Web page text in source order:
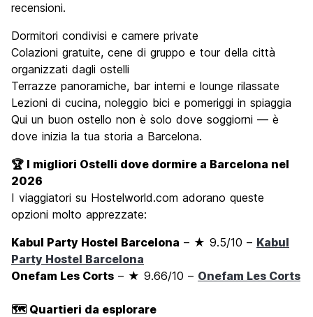
recensioni.
Dormitori condivisi e camere private
Colazioni gratuite, cene di gruppo e tour della città
organizzati dagli ostelli
Terrazze panoramiche, bar interni e lounge rilassate
Lezioni di cucina, noleggio bici e pomeriggi in spiaggia
Qui un buon ostello non è solo dove soggiorni — è
dove inizia la tua storia a Barcelona.
🏆 I migliori Ostelli dove dormire a Barcelona nel
2026
I viaggiatori su Hostelworld.com adorano queste
opzioni molto apprezzate:
Kabul Party Hostel Barcelona – ★ 9.5/10 – Kabul
Party Hostel Barcelona
Onefam Les Corts – ★ 9.66/10 – Onefam Les Corts
🗺️ Quartieri da esplorare